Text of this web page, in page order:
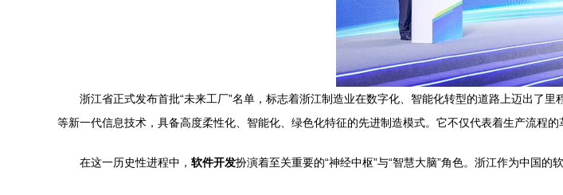
浙江省正式发布首批“未来工厂”名单，标志着浙江制造业在数字化、智能化转型的道路上迈出了
等新一代信息技术，具备高度柔性化、智能化、绿色化特征的先进制造模式。它不仅代表着生产流程的
在这一历史性进程中， 软件开发扮演着至关重要的“神经中枢”与“智慧大脑”角色。浙江作为中国的